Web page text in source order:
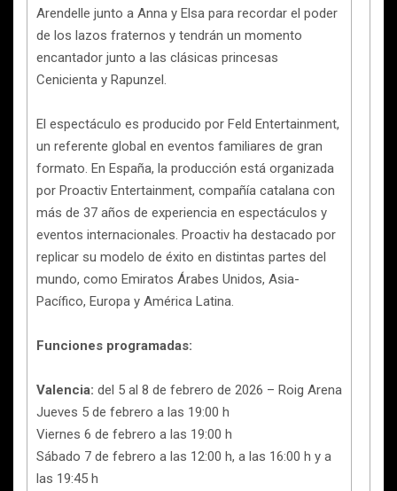
Arendelle junto a Anna y Elsa para recordar el poder
de los lazos fraternos y tendrán un momento
encantador junto a las clásicas princesas
Cenicienta y Rapunzel.
El espectáculo es producido por Feld Entertainment,
un referente global en eventos familiares de gran
formato. En España, la producción está organizada
por Proactiv Entertainment, compañía catalana con
más de 37 años de experiencia en espectáculos y
eventos internacionales. Proactiv ha destacado por
replicar su modelo de éxito en distintas partes del
mundo, como Emiratos Árabes Unidos, Asia-
Pacífico, Europa y América Latina.
Funciones programadas:
Valencia: del 5 al 8 de febrero de 2026 – Roig Arena
Jueves 5 de febrero a las 19:00 h
Viernes 6 de febrero a las 19:00 h
Sábado 7 de febrero a las 12:00 h, a las 16:00 h y a
las 19:45 h